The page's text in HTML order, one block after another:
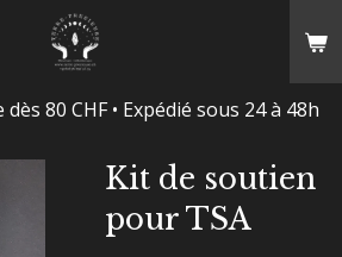
80 CHF • Expédié sous 24 à 48h
Kit de soutien
pour TSA